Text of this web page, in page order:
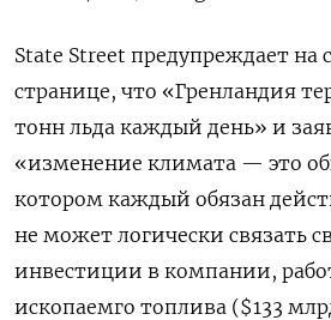
State Street предупреждает на
странице, что «Гренландия
тонн льда каждый день» и
«изменение климата — это
котором каждый обязан
не может логически связать
инвестиции в компании,
ископаемго топлива ($133